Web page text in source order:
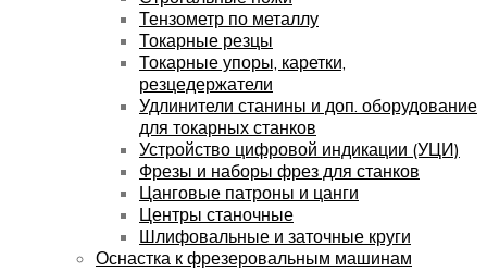
Тензометр по металлу
Токарные резцы
Токарные упоры, каретки,
резцедержатели
Удлинители станины и доп. оборудование
для токарных станков
Устройство цифровой индикации (УЦИ)
Фрезы и наборы фрез для станков
Цанговые патроны и цанги
Центры станочные
Шлифовальные и заточные круги
Оснастка к фрезеровальным машинам